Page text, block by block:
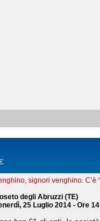
signori venghino. C’è
degli Abruzzi (TE)
25 Luglio 2014 - Ore